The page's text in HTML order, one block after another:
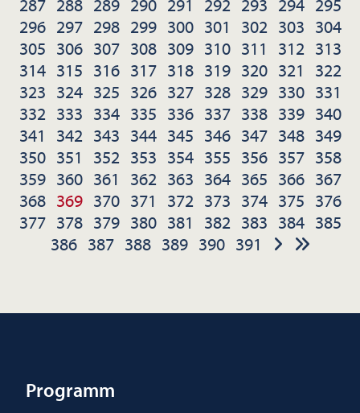
287 288 289 290 291 292 293 294 295
296 297 298 299 300 301 302 303 304
305 306 307 308 309 310 311 312 313
314 315 316 317 318 319 320 321
322
323 324 325 326 327 328 329 330 331
332 333 334 335 336 337 338 339 340
341
342 343 344 345 346 347 348 349
350 351 352 353 354 355 356 357 358
359 360 361 362 363 364 365 366 367
368 369 370 371 372 373 374 375 376
377 378 379 380 381 382 383 384 385
386 387 388 389 390 391
Programm